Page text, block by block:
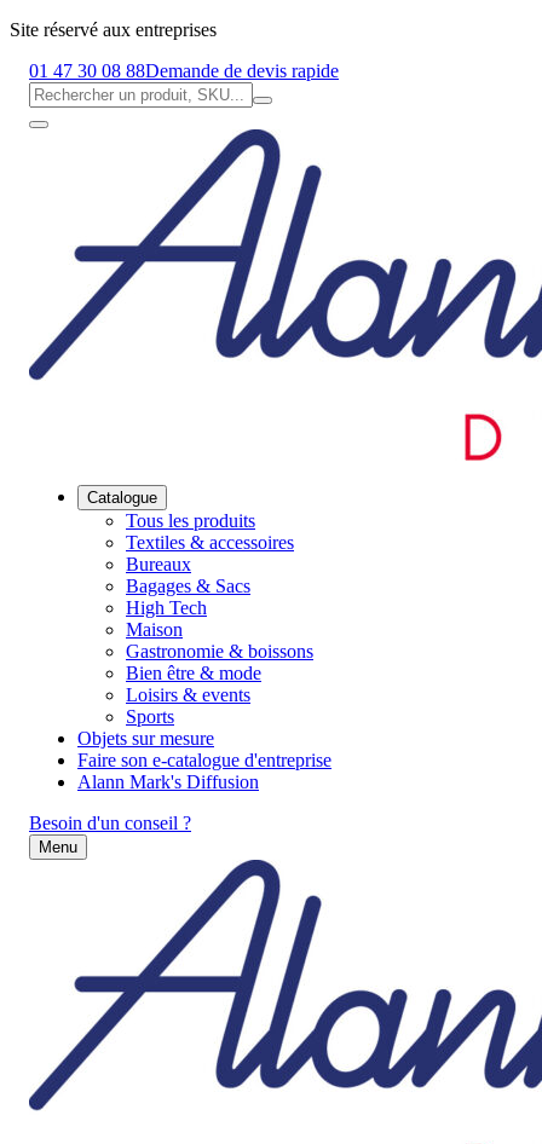
Site réservé aux entreprises
01 47 30 08 88Demande de devis rapide
Catalogue
Tous les produits
Textiles & accessoires
Bureaux
Bagages & Sacs
High Tech
Maison
Gastronomie & boissons
Bien être & mode
Loisirs & events
Sports
Objets sur mesure
Faire son e-catalogue d'entreprise
Alann Mark's Diffusion
Besoin d'un conseil ?
Menu